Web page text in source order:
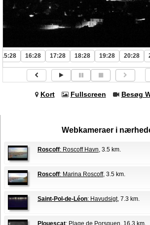
15:28 16:28 17:28 18:28 19:28 20:28
Kort Fullscreen Besøg
Webkameraer i
Roscoff: Roscoff Havn, 3.5 km.
Roscoff: Marina Roscoff, 3.5 km.
Saint-Pol-de-Léon: Havudsigt, 7.3 km.